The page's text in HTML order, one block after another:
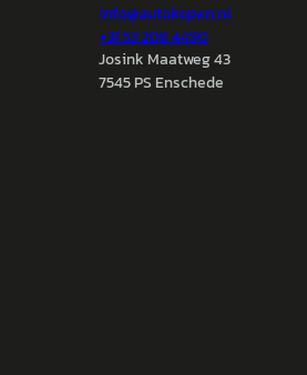
info@autokopen.nl
+31 53 208 4490
Josink Maatweg 43
7545 PS Enschede